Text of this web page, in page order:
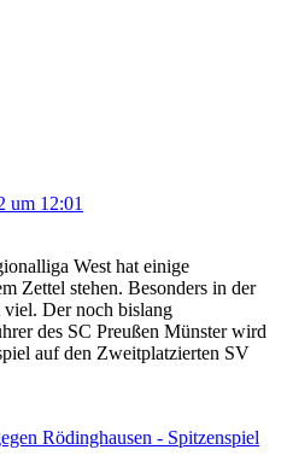
um 12:01
West hat einige
Zettel stehen. Besonders in der
viel. Der noch bislang
des SC Preußen Münster wird
auf den Zweitplatzierten SV
Rödinghausen - Spitzenspiel